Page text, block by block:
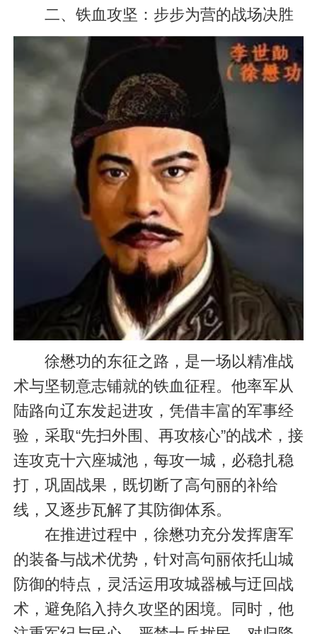
二、铁血攻坚：步步为营的战场决胜
徐懋功的东征之路，是一场以精准战
术与坚韧意志铺就的铁血征程。他率军从
陆路向辽东发起进攻，凭借丰富的军事经
验，采取“先扫外围、再攻核心”的战术，接
连攻克十六座城池，每攻一城，必稳扎稳
打，巩固战果，既切断了高句丽的补给
线，又逐步瓦解了其防御体系。
在推进过程中，徐懋功充分发挥唐军
的装备与战术优势，针对高句丽依托山城
防御的特点，灵活运用攻城器械与迂回战
术，避免陷入持久攻坚的困境。同时，他